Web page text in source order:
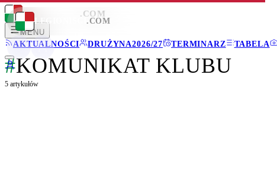
LEGIONISCI .COM
MENU
AKTUALNOŚCI
DRUŻYNA2026/27 TERMINARZ TABELA
LEGIONISCI .COM
#KOMUNIKAT KLUBU
5 artykułów